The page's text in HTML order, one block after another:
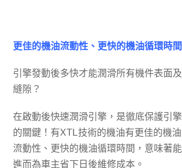
更佳的機油流動性、更快的機油循環時間
引擎發動後多快才能潤滑所有機件表面及
縫隙？
在啟動後快速潤滑引擎，是徹底保護引擎
的關鍵！有XTL技術的機油有更佳的機油
流動性、更快的機油循環時間，意味著能
進而為車主省下日後維修成本。